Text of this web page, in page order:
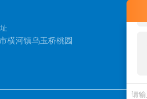
横河镇乌玉桥桃园